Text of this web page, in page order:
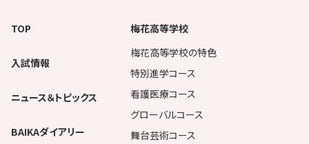
TOP
入試情報
ニュース＆トピックス
BAIKAダイアリー
梅花高等学校
梅花高等学校の特色
特別進学コース
看護医療コース
グローバルコース
舞台芸術コース